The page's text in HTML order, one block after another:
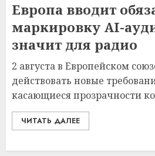
Европа вводит
маркировку AI-
значит для радио
2 августа в Европейском
действовать новые
касающиеся прозрачности
ЧИТАТЬ ДАЛЕЕ